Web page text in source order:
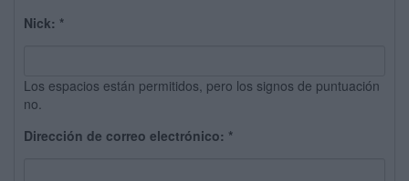
Nick: *
Los espacios están permitidos, pero los signos de puntuación
no.
Dirección de correo electrónico: *